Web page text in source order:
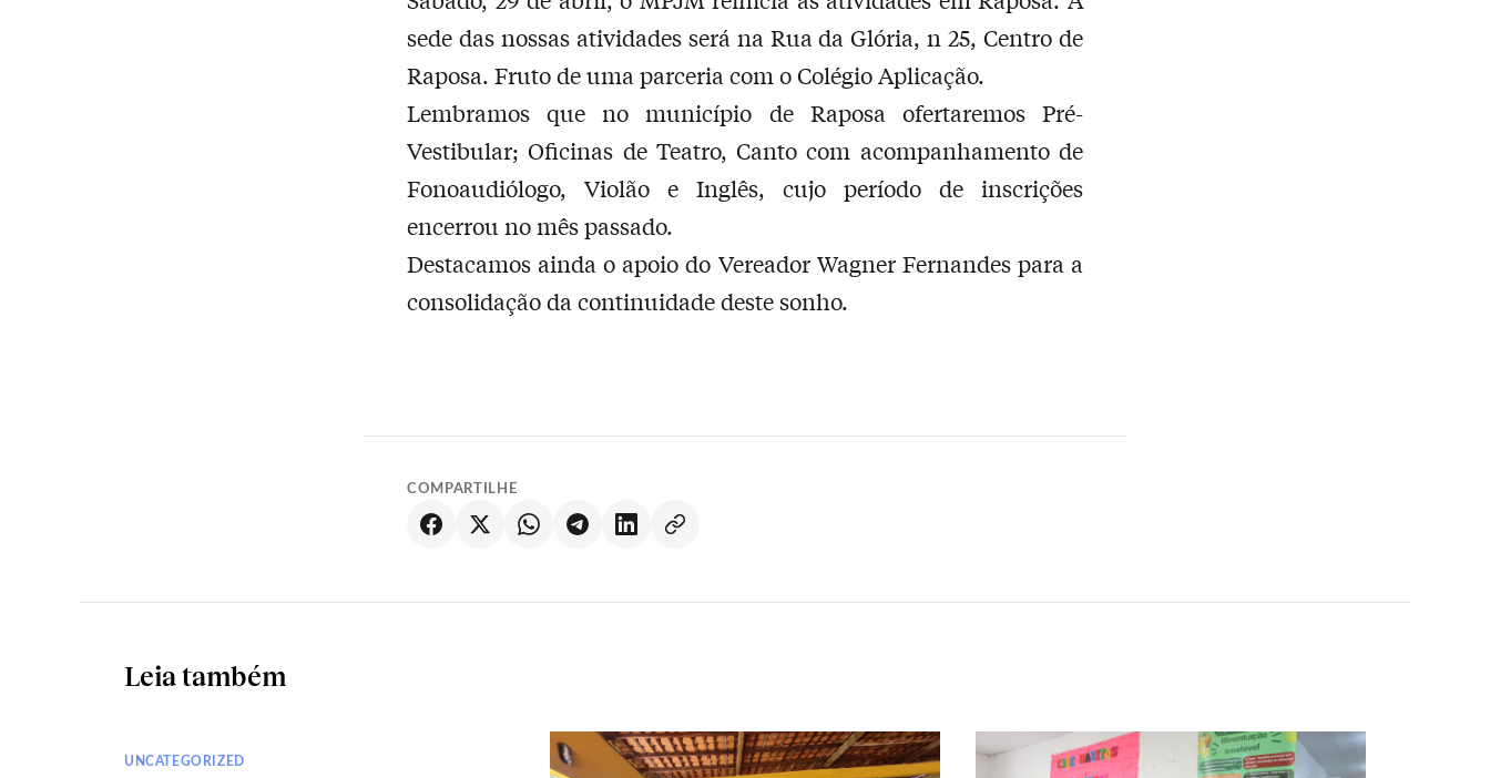
sede das nossas atividades será na Rua da Glória, n 25, Centro de
Raposa. Fruto de uma parceria com o Colégio Aplicação.
Lembramos que no município de Raposa ofertaremos Pré-
Vestibular; Oficinas de Teatro, Canto com acompanhamento de
Fonoaudiólogo, Violão e Inglês, cujo período de inscrições
encerrou no mês passado.
Destacamos ainda o apoio do Vereador Wagner Fernandes para a
consolidação da continuidade deste sonho.
COMPARTILHE
Leia também
UNCATEGORIZED